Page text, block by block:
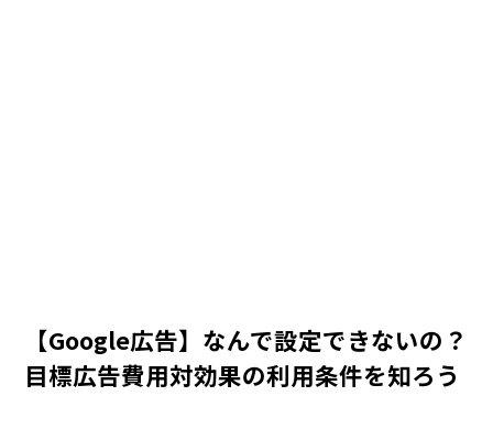
【Google広告】なんで設定できないの？
目標広告費用対効果の利用条件を知ろう